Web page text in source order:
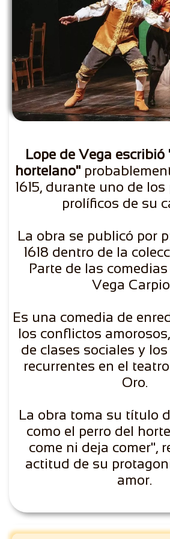
Lope de Vega escribió
hortelano"
1615, durante uno de
prolíficos de su
La obra se publicó por
1618 dentro de la
Parte de las
Vega
Es una comedia de
los conflictos
de clases sociales y
recurrentes en el
Oro.
La obra toma su título
como el perro del
come ni deja comer",
actitud de su
amor.